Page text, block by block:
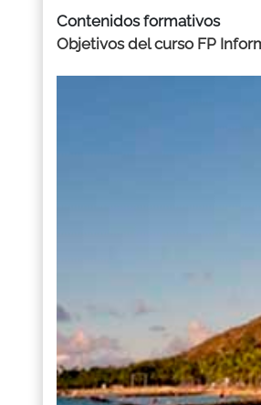
Contenidos formativos
Objetivos del curso FP